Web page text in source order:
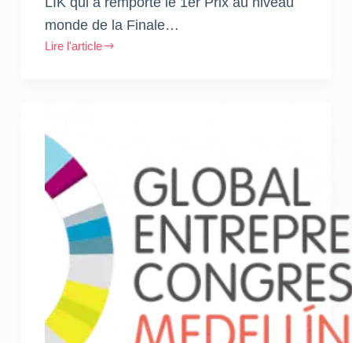
monde de la Finale…
Lire l'article
3
podium
Global
Entrepreneurship
Congress